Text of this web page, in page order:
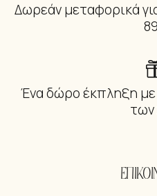
Δωρεάν μεταφορικά
Ένα δώρο έκπληξη
των